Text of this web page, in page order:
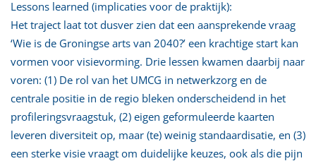
Lessons learned (implicaties voor de praktijk):
Het traject laat tot dusver zien dat een aansprekende vraag
‘Wie is de Groningse arts van 2040?’ een krachtige start kan
vormen voor visievorming. Drie lessen kwamen daarbij naar
voren: (1) De rol van het UMCG in netwerkzorg en de
centrale positie in de regio bleken onderscheidend in het
profileringsvraagstuk, (2) eigen geformuleerde kaarten
leveren diversiteit op, maar (te) weinig standaardisatie, en (3)
een sterke visie vraagt om duidelijke keuzes, ook als die pijn